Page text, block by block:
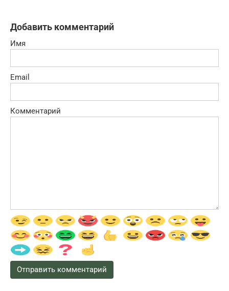
Добавить комментарий
Имя
Email
Комментарий